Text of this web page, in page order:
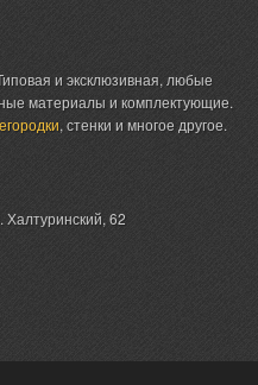
и эксклюзивная, любые
материалы и комплектующие.
, стенки и многое другое.
Халтуринский, 62